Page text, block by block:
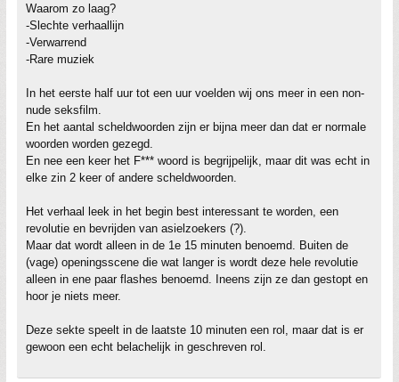
Waarom zo laag?
-Slechte verhaallijn
-Verwarrend
-Rare muziek
In het eerste half uur tot een uur voelden wij ons meer in een non-
nude seksfilm.
En het aantal scheldwoorden zijn er bijna meer dan dat er normale
woorden worden gezegd.
En nee een keer het F*** woord is begrijpelijk, maar dit was echt in
elke zin 2 keer of andere scheldwoorden.
Het verhaal leek in het begin best interessant te worden, een
revolutie en bevrijden van asielzoekers (?).
Maar dat wordt alleen in de 1e 15 minuten benoemd. Buiten de
(vage) openingsscene die wat langer is wordt deze hele revolutie
alleen in ene paar flashes benoemd. Ineens zijn ze dan gestopt en
hoor je niets meer.
Deze sekte speelt in de laatste 10 minuten een rol, maar dat is er
gewoon een echt belachelijk in geschreven rol.